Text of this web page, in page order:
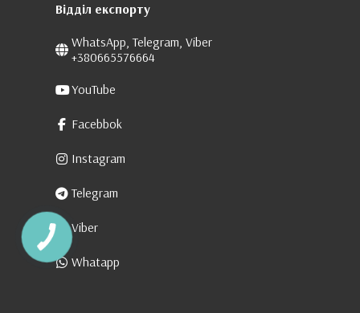
Відділ експорту
WhatsApp, Telegram, Viber
+380665576664
YouTube
Facebbok
Instagram
Telegram
Viber
Whatapp